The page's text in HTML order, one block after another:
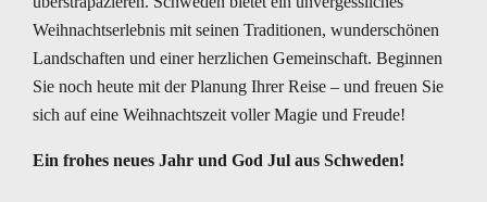
Weihnachtserlebnis mit seinen Traditionen, wunderschönen
Landschaften und einer herzlichen Gemeinschaft. Beginnen
Sie noch heute mit der Planung Ihrer Reise – und freuen Sie
sich auf eine Weihnachtszeit voller Magie und Freude!
Ein frohes neues Jahr und God Jul aus Schweden!